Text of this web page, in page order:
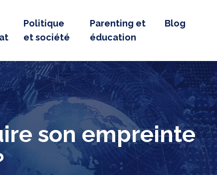
Politique
et société
Parenting et
éducation
Blog
son empreinte